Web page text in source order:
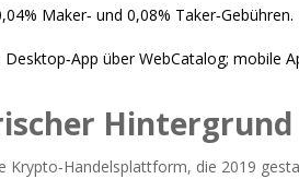
Maker‑ und 0,08% Taker‑Gebühren.
über WebCatalog; mobile
Hintergrund
Krypto‑Handelsplattform, die 2019